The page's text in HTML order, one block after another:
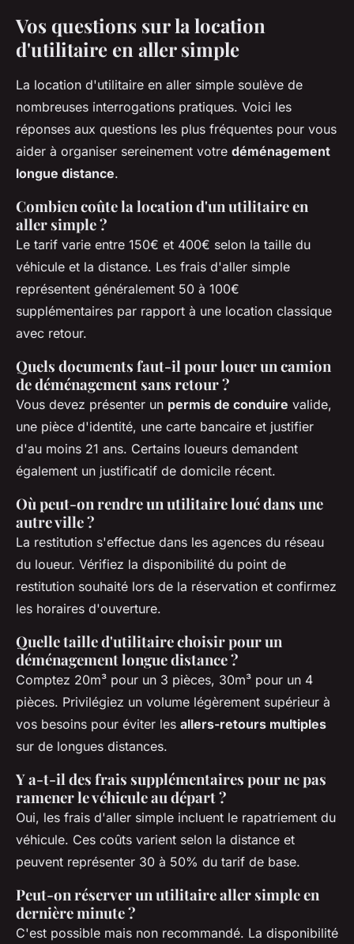
Vos questions sur la location
d'utilitaire en aller simple
La location d'utilitaire en aller simple soulève de
nombreuses interrogations pratiques. Voici les
réponses aux questions les plus fréquentes pour vous
aider à organiser sereinement votre déménagement
longue distance.
Combien coûte la location d'un utilitaire en
aller simple ?
Le tarif varie entre 150€ et 400€ selon la taille du
véhicule et la distance. Les frais d'aller simple
représentent généralement 50 à 100€
supplémentaires par rapport à une location classique
avec retour.
Quels documents faut-il pour louer un camion
de déménagement sans retour ?
Vous devez présenter un permis de conduire valide,
une pièce d'identité, une carte bancaire et justifier
d'au moins 21 ans. Certains loueurs demandent
également un justificatif de domicile récent.
Où peut-on rendre un utilitaire loué dans une
autre ville ?
La restitution s'effectue dans les agences du réseau
du loueur. Vérifiez la disponibilité du point de
restitution souhaité lors de la réservation et confirmez
les horaires d'ouverture.
Quelle taille d'utilitaire choisir pour un
déménagement longue distance ?
Comptez 20m³ pour un 3 pièces, 30m³ pour un 4
pièces. Privilégiez un volume légèrement supérieur à
vos besoins pour éviter les allers-retours multiples
sur de longues distances.
Y a-t-il des frais supplémentaires pour ne pas
ramener le véhicule au départ ?
Oui, les frais d'aller simple incluent le rapatriement du
véhicule. Ces coûts varient selon la distance et
peuvent représenter 30 à 50% du tarif de base.
Peut-on réserver un utilitaire aller simple en
dernière minute ?
C'est possible mais non recommandé. La disponibilité